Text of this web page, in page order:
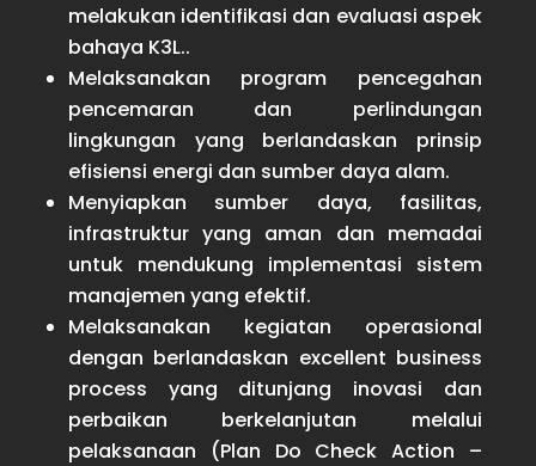
melakukan identifikasi dan evaluasi aspek
bahaya K3L..
Melaksanakan program pencegahan
pencemaran dan perlindungan
lingkungan yang berlandaskan prinsip
efisiensi energi dan sumber daya alam.
Menyiapkan sumber daya, fasilitas,
infrastruktur yang aman dan memadai
untuk mendukung implementasi sistem
manajemen yang efektif.
Melaksanakan kegiatan operasional
dengan berlandaskan excellent business
process yang ditunjang inovasi dan
perbaikan berkelanjutan melalui
pelaksanaan (Plan Do Check Action –